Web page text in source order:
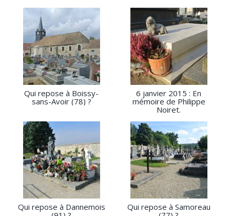
Qui repose à Boissy-
sans-Avoir (78) ?
6 janvier 2015 : En
mémoire de Philippe
Noiret.
Qui repose à Dannemois
Qui repose à Samoreau